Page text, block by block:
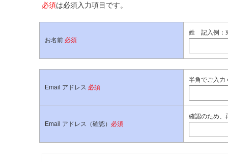
必須は必須入力項目です。
お名前 必須
姓 記入例：
Email アドレス 必須
半角でご入力
Email アドレス（確認） 必須
確認のため、